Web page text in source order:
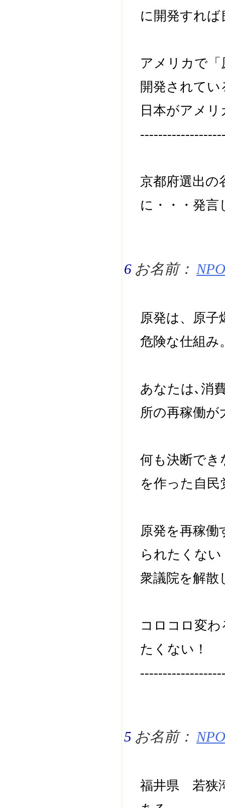
に開発すれば
アメリカで
開発されて
日本がアメ
京都府選出の
に・・・発言
6 お名前：
原発は、原
危険な仕組み
あなたは､消
所の再稼働が
何も決断でき
を作った自
原発を再稼
られたくない
衆議院を解散
コロコロ変
たくない！
5 お名前：
福井県 若狭